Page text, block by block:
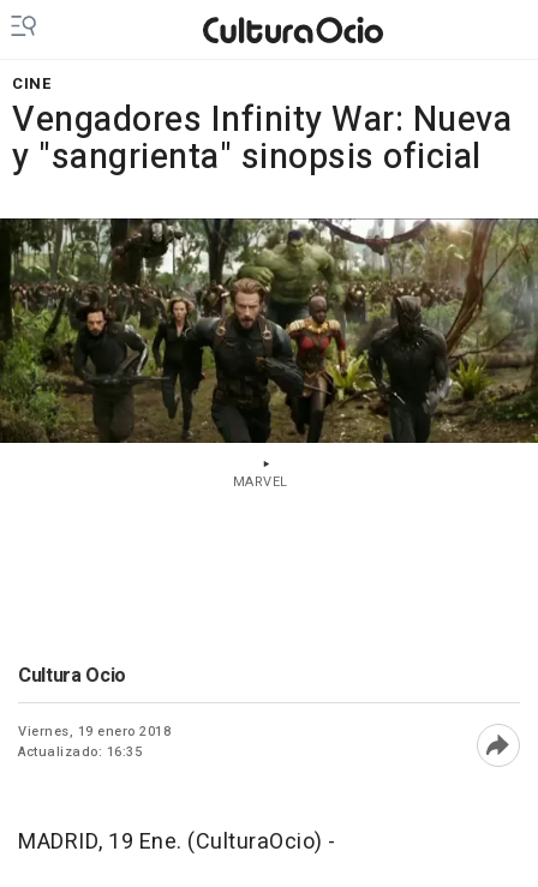
CINE
Vengadores Infinity War: Nueva
y "sangrienta" sinopsis oficial
MARVEL
Cultura Ocio
Viernes, 19 enero 2018
Actualizado: 16:35
MADRID, 19 Ene. (CulturaOcio) -